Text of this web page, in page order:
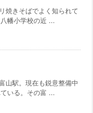
焼きそばでよく知られて
幡小学校の近 ...
山駅。現在も鋭意整備中
いる。その富 ...